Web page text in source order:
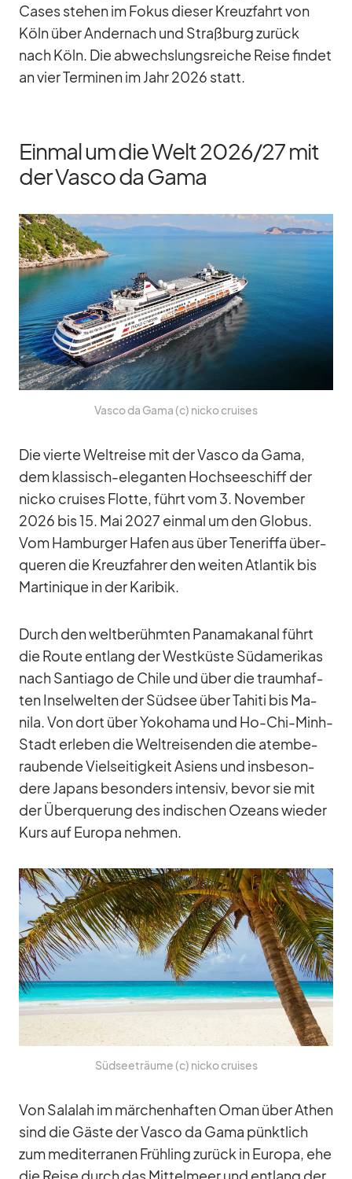
Ca­ses ste­hen im Fo­kus die­ser Kreuz­fahrt von
Köln über An­der­nach und Straß­burg zu­rück
nach Köln. Die ab­wechs­lungs­rei­che Reise fin­det
an vier Ter­mi­nen im Jahr 2026 statt.
Einmal um die Welt 2026/​27 mit
der Vasco da Gama
Vasco da Gama (c) nicko crui­ses
Die vierte Welt­reise mit der Vasco da Gama,
dem klas­sisch-ele­gan­ten Hoch­see­schiff der
nicko crui­ses Flotte, führt vom 3. No­vem­ber
2026 bis 15. Mai 2027 ein­mal um den Glo­bus.
Vom Ham­bur­ger Ha­fen aus über Te­ne­riffa über­
que­ren die Kreuz­fah­rer den wei­ten At­lan­tik bis
Mar­ti­ni­que in der Ka­ri­bik.
Durch den welt­be­rühm­ten Pa­na­ma­ka­nal führt
die Route ent­lang der West­küste Süd­ame­ri­kas
nach Sant­iago de Chile und über die traum­haf­
ten In­sel­wel­ten der Süd­see über Ta­hiti bis Ma­
nila. Von dort über Yo­ko­hama und Ho-Chi-Minh-
Stadt er­le­ben die Welt­rei­sen­den die atem­be­
rau­bende Viel­sei­tig­keit Asi­ens und ins­be­son­
dere Ja­pans be­son­ders in­ten­siv, be­vor sie mit
der Über­que­rung des in­di­schen Oze­ans wie­der
Kurs auf Eu­ropa neh­men.
Süd­see­träume (c) nicko crui­ses
Von Sa­l­a­lah im mär­chen­haf­ten Oman über Athen
sind die Gäste der Vasco da Gama pünkt­lich
zum me­di­ter­ra­nen Früh­ling zu­rück in Eu­ropa, ehe